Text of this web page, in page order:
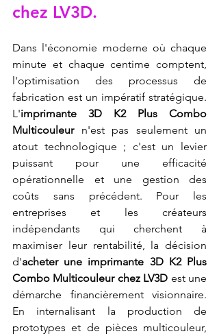
chez LV3D.
Dans l'économie moderne où chaque
minute et chaque centime comptent,
l'optimisation des processus de
fabrication est un impératif stratégique.
L'imprimante 3D K2 Plus Combo
Multicouleur n'est pas seulement un
atout technologique ; c'est un levier
puissant pour une efficacité
opérationnelle et une gestion des
coûts sans précédent. Pour les
entreprises et les créateurs
indépendants qui cherchent à
maximiser leur rentabilité, la décision
d'acheter une imprimante 3D K2 Plus
Combo Multicouleur chez LV3D est une
démarche financièrement visionnaire.
En internalisant la production de
prototypes et de pièces multicouleur,